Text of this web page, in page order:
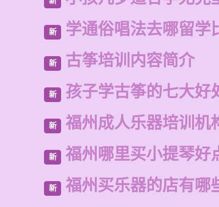
新 学通俗唱法去哪留学
新 古筝培训内容简介
新 孩子学古筝的七大好
新 福州成人乐器培训机
新 福州哪里买小提琴好
新 福州买乐器的店有哪